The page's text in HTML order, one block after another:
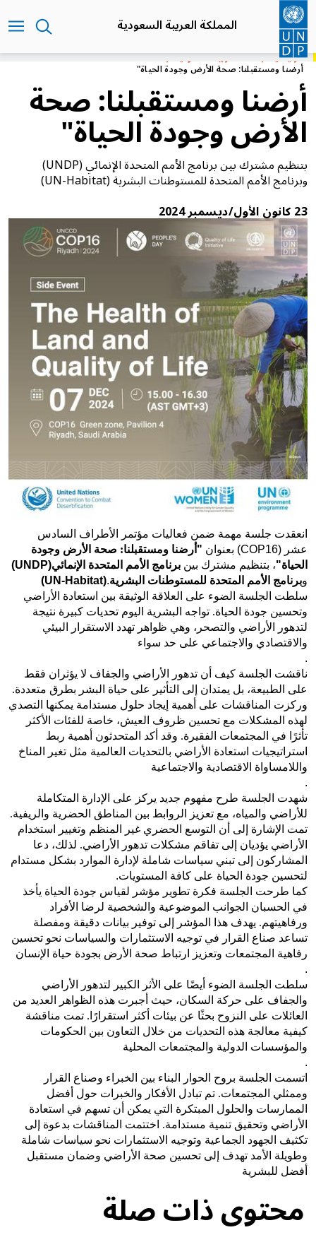
تجاوز
إلى
المحتوى
الرئيسي
المملكة العربية السعودية
الرئيسيةالمملكة العربية السعودية
أرضنا ومستقبلنا: صحة الأرض وجودة الحياة"
أرضنا ومستقبلنا: صحة
الأرض وجودة الحياة"
بتنظيم مشترك بين برنامج الأمم المتحدة الإنمائي (UNDP)
وبرنامج الأمم المتحدة للمستوطنات البشرية (UN-Habitat)
23 كانون الأول/ديسمبر 2024
انعقدت جلسة مهمة ضمن فعاليات مؤتمر الأطراف السادس
عشر (COP16) بعنوان " أرضنا ومستقبلنا: صحة الأرض وجودة
الحياة"، بتنظيم مشترك بين برنامج الأمم المتحدة الإنمائي(UNDP)
وبرنامج الأمم المتحدة للمستوطنات البشرية (UN-Habitat).
سلطت الجلسة الضوء على العلاقة الوثيقة بين استعادة الأراضي
وتحسين جودة الحياة. تواجه البشرية اليوم تحديات كبيرة نتيجة
لتدهور الأراضي والتصحر، وهي ظواهر تهدد الاستقرار البيئي
والاقتصادي والاجتماعي على حد سواء
.
ناقشت الجلسة كيف أن تدهور الأراضي والجفاف لا يؤثران فقط
على الطبيعة، بل يمتدان إلى التأثير على حياة البشر بطرق متعددة.
وركزت المناقشات على أهمية إيجاد حلول مستدامة يمكنها التصدي
لهذه المشكلات مع تحسين ظروف العيش، خاصة للفئات الأكثر
تأثرًا في المجتمعات الفقيرة. وقد أكد المتحدثون أهمية ربط
استراتيجيات استعادة الأراضي بالتحديات العالمية مثل تغير المناخ
واللامساواة الاقتصادية والاجتماعية
.
شهدت الجلسة طرح مفهوم جديد يركز على الإدارة المتكاملة
للأراضي والمياه، مع تعزيز الروابط بين المناطق الحضرية والريفية.
تمت الإشارة إلى أن التوسع الحضري غير المنظم وتغيير استخدام
الأراضي يؤديان إلى تفاقم مشكلات تدهور الأراضي. لذلك، دعا
المشاركون إلى تبني سياسات شاملة لإدارة الموارد بشكل مستدام
لتحسين جودة الحياة على كافة المستويات.
كما طرحت الجلسة فكرة تطوير مؤشر لقياس جودة الحياة يأخذ
في الحسبان الجوانب الموضوعية والشخصية لرضا الأفراد
ورفاهيتهم. يهدف هذا المؤشر إلى توفير بيانات دقيقة ومفصلة
تساعد صناع القرار في توجيه الاستثمارات والسياسات نحو تحسين
رفاهية المجتمعات وتعزيز ارتباط صحة الأرض بجودة حياة الإنسان
.
سلطت الجلسة الضوء أيضًا على الأثر الكبير لتدهور الأراضي
والجفاف على حركة السكان، حيث أجبرت هذه الظواهر العديد من
العائلات على النزوح بحثًا عن بيئات أكثر استقرارًا. تمت مناقشة
كيفية معالجة هذه التحديات من خلال التعاون بين الحكومات
والمؤسسات الدولية والمجتمعات المحلية
.
اتسمت الجلسة بروح الحوار البناء بين الخبراء وصناع القرار
وممثلي المجتمعات. تم تبادل الأفكار والخبرات حول أفضل
الممارسات والحلول المبتكرة التي يمكن أن تسهم في استعادة
الأراضي وتحقيق تنمية مستدامة. اختتمت المناقشات بدعوة إلى
تكثيف الجهود الجماعية وتوجيه الاستثمارات نحو سياسات شاملة
وطويلة الأمد تهدف إلى تحسين صحة الأراضي وضمان مستقبل
أفضل للبشرية
محتوى ذات صلة